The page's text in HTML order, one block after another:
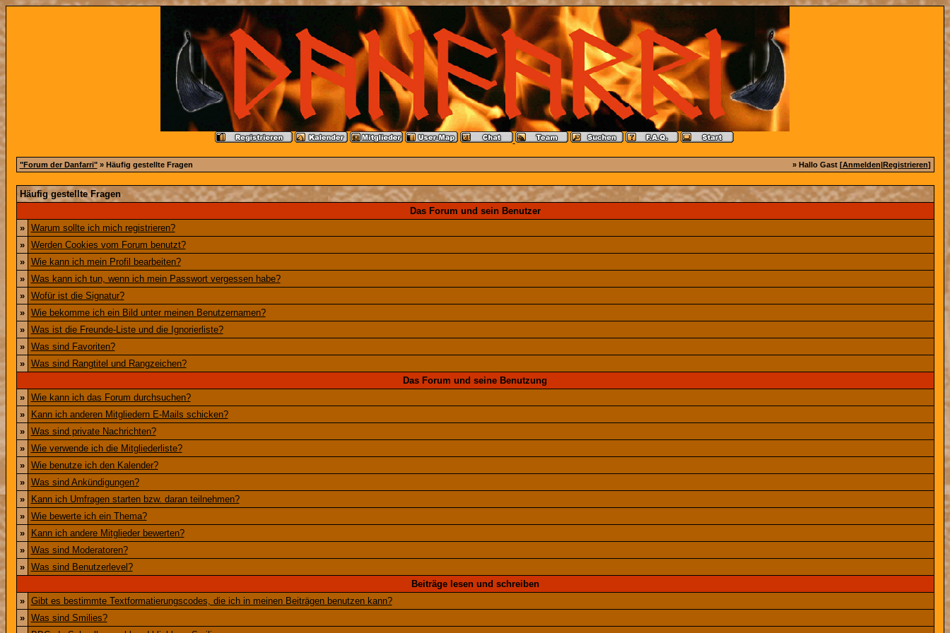
"Forum der Danfarri"» Häufig gestellte Fragen » Hallo Gast [Anmelden|Registrieren]
Häufig gestellte Fragen
Das Forum und sein Benutzer
»
Warum sollte ich mich registrieren?
»
Werden Cookies vom Forum benutzt?
»
Wie kann ich mein Profil bearbeiten?
»
Was kann ich tun, wenn ich mein Passwort vergessen habe?
»
Wofür ist die Signatur?
»
Wie bekomme ich ein Bild unter meinen Benutzernamen?
»
Was ist die Freunde-Liste und die Ignorierliste?
»
Was sind Favoriten?
»
Was sind Rangtitel und Rangzeichen?
Das Forum und seine Benutzung
»
Wie kann ich das Forum durchsuchen?
»
Kann ich anderen Mitgliedern E-Mails schicken?
»
Was sind private Nachrichten?
»
Wie verwende ich die Mitgliederliste?
»
Wie benutze ich den Kalender?
»
Was sind Ankündigungen?
»
Kann ich Umfragen starten bzw. daran teilnehmen?
»
Wie bewerte ich ein Thema?
»
Kann ich andere Mitglieder bewerten?
»
Was sind Moderatoren?
»
Was sind Benutzerlevel?
Beiträge lesen und schreiben
»
Gibt es bestimmte Textformatierungscodes, die ich in meinen Beiträgen benutzen kann?
»
Was sind Smilies?